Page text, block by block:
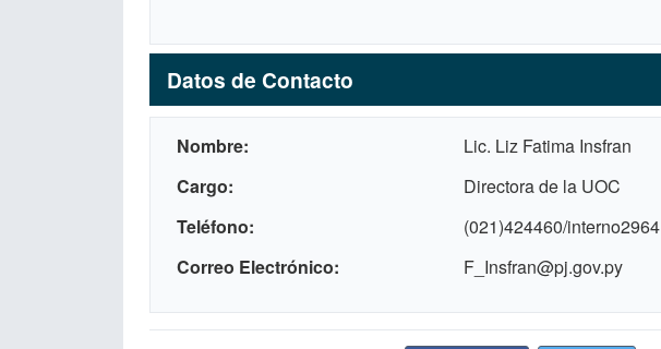
Datos de Contacto
Nombre
Lic. Liz Fatima Insfran
Cargo
Directora de la UOC
Teléfono
(021)424460/interno2964
Correo Electrónico
F_Insfran@pj.gov.py